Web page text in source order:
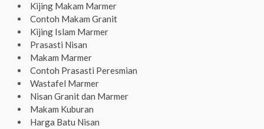
Kijing Makam Marmer
Contoh Makam Granit
Kijing Islam Marmer
Prasasti Nisan
Makam Marmer
Contoh Prasasti Peresmian
Wastafel Marmer
Nisan Granit dan Marmer
Makam Kuburan
Harga Batu Nisan